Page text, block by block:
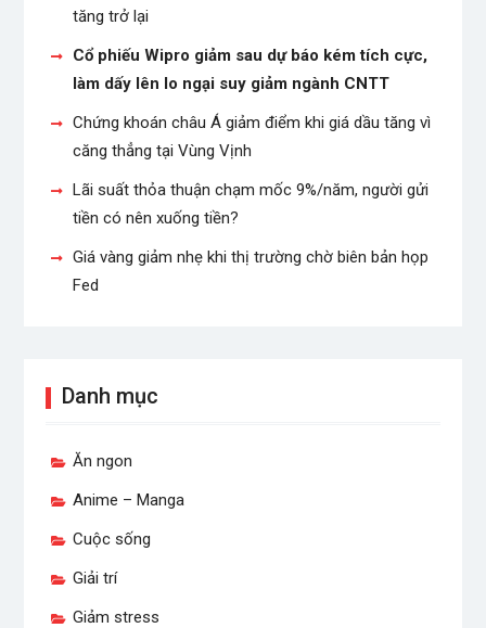
tăng trở lại
Cổ phiếu Wipro giảm sau dự báo kém tích cực,
làm dấy lên lo ngại suy giảm ngành CNTT
Chứng khoán châu Á giảm điểm khi giá dầu tăng vì
căng thẳng tại Vùng Vịnh
Lãi suất thỏa thuận chạm mốc 9%/năm, người gửi
tiền có nên xuống tiền?
Giá vàng giảm nhẹ khi thị trường chờ biên bản họp
Fed
Danh mục
Ăn ngon
Anime – Manga
Cuộc sống
Giải trí
Giảm stress